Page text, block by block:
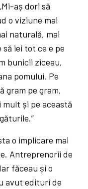
aș dori să
o viziune mai
naturală, mai
să iei tot ce e pe
bunicii ziceau,
pomului. Pe
gram pe gram,
mult și pe această
o implicare mai
Antreprenorii de
făceau și o
avut edituri de